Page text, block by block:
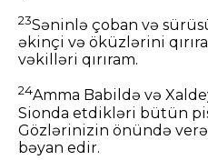
23Səninlə çoban və
əkinçi və öküzlərini
vəkilləri qırıram.
24Amma Babildə və
Sionda etdikləri bütün
Gözlərinizin önündə
bəyan edir.